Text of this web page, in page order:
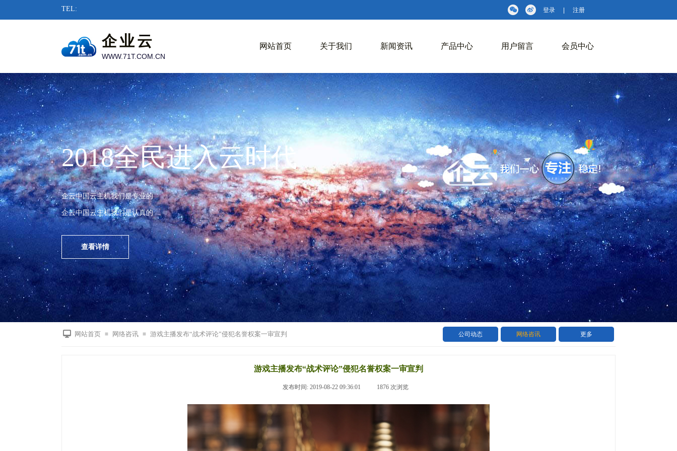
登录 注册
TEL:
网站首页 关于我们 新闻资讯 产品中心 用户留言 会员中心
企业云
WWW.71T.COM.CN
2018全民进入云时代
企云中国云主机我们是专业的
企云中国云主机我们是认真的
查看详情
公司动态 网络咨讯 更多
网站首页 ≡ 网络咨讯 ≡ 游戏主播发布“战术评论”侵犯名誉权案一审宣判
游戏主播发布“战术评论”侵犯名誉权案一审宣判
发布时间: 2019-08-22 09:36:01 1876 次浏览